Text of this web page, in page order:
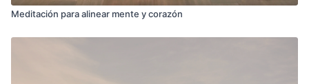
Meditación para alinear mente y corazón